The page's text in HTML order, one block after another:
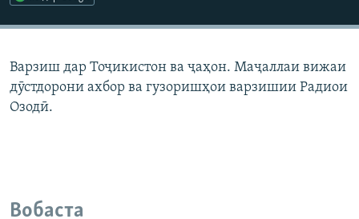
Русский
ПАЙГИРӢ КУНЕД
Варзиш дар Тоҷикистон ва ҷаҳон. Маҷаллаи вижаи
дӯстдорони ахбор ва гузоришҳои варзишии Радиои
Озодӣ.
Вобаста